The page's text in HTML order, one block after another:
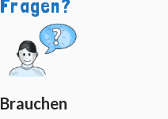
Fragen?
Brauchen